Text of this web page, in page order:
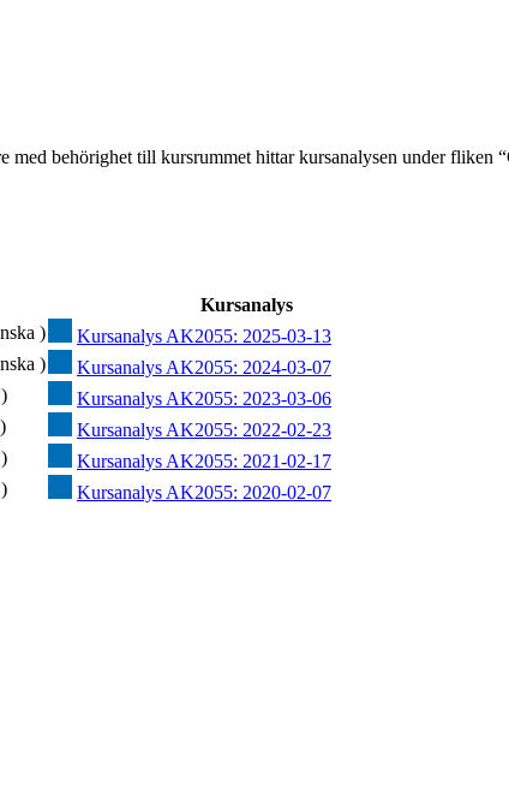
behörighet till kursrummet hittar kursanalysen under fliken
Kursanalys
)
Kursanalys AK2055: 2025-03-13
)
Kursanalys AK2055: 2024-03-07
Kursanalys AK2055: 2023-03-06
Kursanalys AK2055: 2022-02-23
Kursanalys AK2055: 2021-02-17
Kursanalys AK2055: 2020-02-07